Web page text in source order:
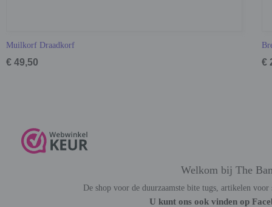
Muilkorf Draadkorf
€ 49,50 €
Welkom bij The
De shop voor de duurzaamste bite tugs, artikelen
U kunt ons ook vinden op